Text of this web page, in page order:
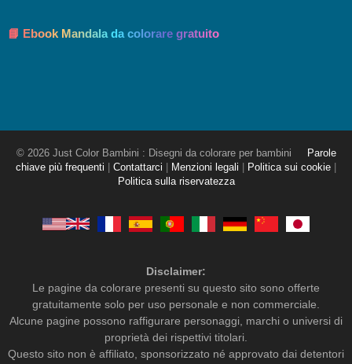
📘 Ebook Mandala da colorare gratuito
© 2026 Just Color Bambini : Disegni da colorare per bambini
Parole
chiave più frequenti
Contattarci Menzioni legali Politica sui cookie
Politica sulla riservatezza
Disclaimer:
Le pagine da colorare presenti su questo sito sono offerte
gratuitamente solo per uso personale e non commerciale.
Alcune pagine possono raffigurare personaggi, marchi o universi di
proprietà dei rispettivi titolari.
Questo sito non è affiliato, sponsorizzato né approvato dai detentori